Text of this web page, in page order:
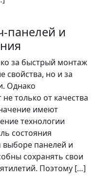
панелей и
за быстрый монтаж
свойства, но и за
Однако
только от качества
имеют
технологии
состояния
панелей и
сохранять свои
Поэтому […]